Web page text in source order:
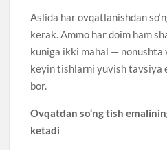
Aslida har ovqatlanishdan
kerak. Ammo har doim ham
kuniga ikki mahal — nonushta
keyin tishlarni yuvish tavsiya
bor.
Ovqatdan so‘ng tish
ketadi